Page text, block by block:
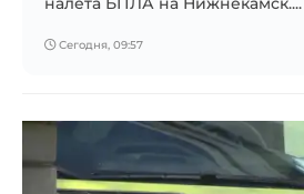
Сегодня, 09:57